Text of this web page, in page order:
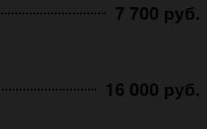
7 700 руб.
16 000 руб.